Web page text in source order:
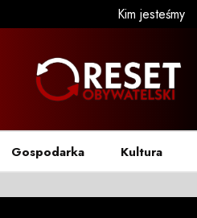
Kim jesteśmy
Gospodarka Kultura